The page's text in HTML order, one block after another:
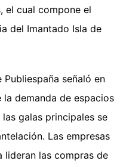
el cual compone el
del Imantado Isla de
señaló en
demanda de espacios
galas principales se
Las empresas
lideran las compras de